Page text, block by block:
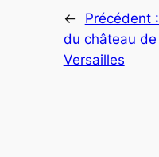
← Précédent :
du château de
Versailles